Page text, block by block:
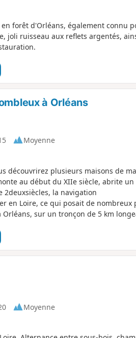
forêt d'Orléans, également connu
joli ruisseau aux reflets argentés,
à Orléans
Moyenne
découvrirez plusieurs maisons de
au début du XIIe siècle, abrite un
2deuxsiècles, la navigation
en Loire, ce qui posait de nombreux
sur un tronçon de 5 km
en 1912 que les bateaux
fut construit en 1913 le Pont
dont le tablier pouvait tourner
parallèle au chemin de
Moyenne